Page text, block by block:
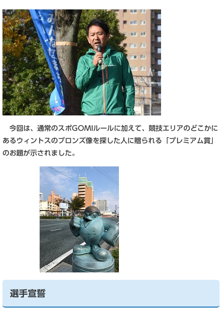
今回は、通常のスポGOMIルールに加えて、競技エリアのどこかに
あるウィントスのブロンズ像を探した人に贈られる「プレミアム賞」
のお題が示されました。
選手宣誓